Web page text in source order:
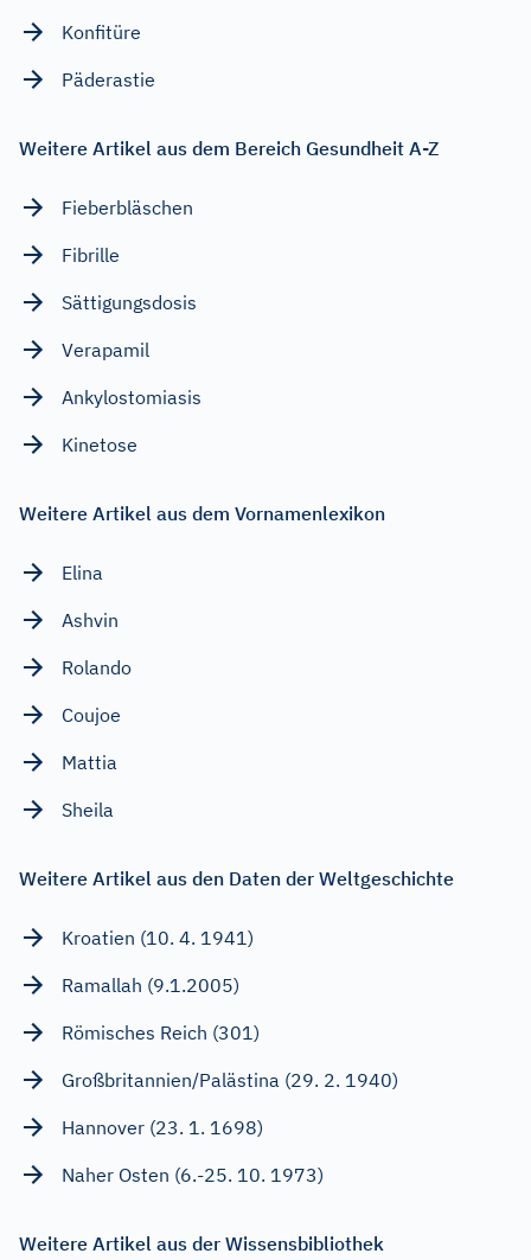
Konfitüre
Päderastie
Weitere Artikel aus dem Bereich Gesundheit A-Z
Fieberbläschen
Fibrille
Sättigungsdosis
Verapamil
Ankylostomiasis
Kinetose
Weitere Artikel aus dem Vornamenlexikon
Elina
Ashvin
Rolando
Coujoe
Mattia
Sheila
Weitere Artikel aus den Daten der Weltgeschichte
Kroatien (10. 4. 1941)
Ramallah (9.1.2005)
Römisches Reich (301)
Großbritannien/Palästina (29. 2. 1940)
Hannover (23. 1. 1698)
Naher Osten (6.-25. 10. 1973)
Weitere Artikel aus der Wissensbibliothek